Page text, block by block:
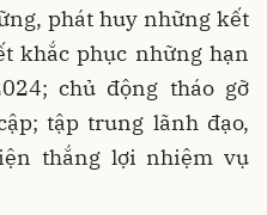
phát huy những kết
khắc phục những hạn
chủ động tháo gỡ
tập trung lãnh đạo,
thắng lợi nhiệm vụ